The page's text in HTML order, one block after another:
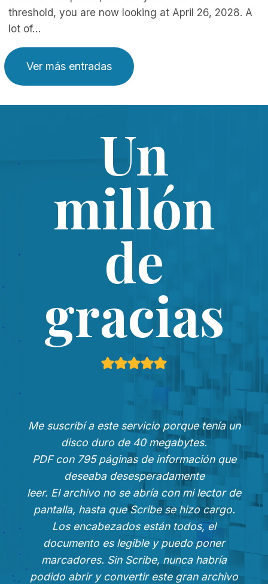
threshold, you are now looking at April 26, 2028. A
lot of…
Ver más entradas
Un
millón
de
gracias
Me suscribí a este servicio porque tenía un
disco duro de 40 megabytes.
PDF con 795 páginas de información que
deseaba desesperadamente
leer. El archivo no se abría con mi lector de
pantalla, hasta que Scribe se hizo cargo.
Los encabezados están todos, el
documento es legible y puedo poner
marcadores. Sin Scribe, nunca habría
podido abrir y convertir este gran archivo